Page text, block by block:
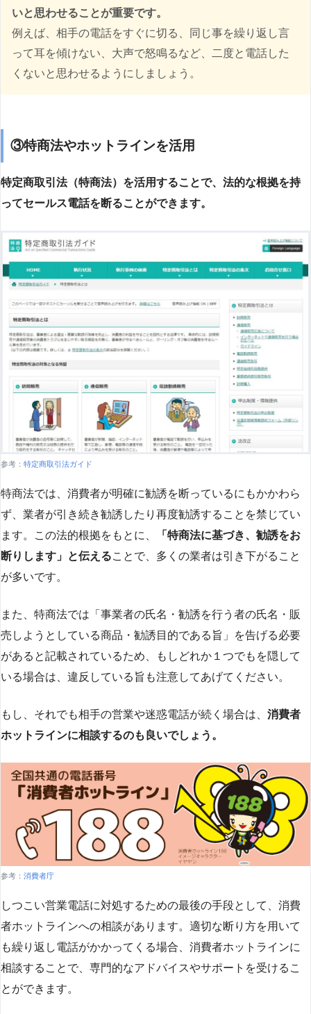
いと思わせることが重要です。
例えば、相手の電話をすぐに切る、同じ事を繰り返し言
って耳を傾けない、大声で怒鳴るなど、二度と電話した
くないと思わせるようにしましょう。
③特商法やホットラインを活用
特定商取引法（特商法）を活用することで、法的な根拠を持
ってセールス電話を断ることができます。
参考： 特定商取引法ガイド
特商法では、消費者が明確に勧誘を断っているにもかかわら
ず、業者が引き続き勧誘したり再度勧誘することを禁じてい
ます。この法的根拠をもとに、
「特商法に基づき、勧誘をお
断りします」と伝えることで、多くの業者は引き下がること
が多いです​​。
また、特商法では「事業者の氏名・勧誘を行う者の氏名・販
売しようとしている商品・勧誘目的である旨」を告げる必要
があると記載されているため、もしどれか１つでもを隠して
いる場合は、違反している旨も注意してあげてください。
もし、それでも相手の営業や迷惑電話が続く場合は、 消費者
ホットラインに相談するのも良いでしょう。
参考： 消費者庁
しつこい営業電話に対処するための最後の手段として、消費
者ホットラインへの相談があります。適切な断り方を用いて
も繰り返し電話がかかってくる場合、消費者ホットラインに
相談することで、専門的なアドバイスやサポートを受けるこ
とができます​​。